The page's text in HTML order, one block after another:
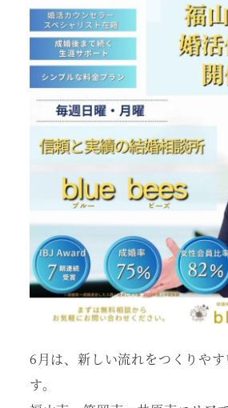
6月は、新しい流れをつくりや
す。